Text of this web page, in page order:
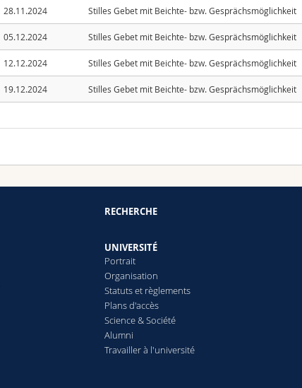
28.11.2024 Stilles Gebet mit Beichte- bzw. Gesprächsmöglichkeit
05.12.2024 Stilles Gebet mit Beichte- bzw. Gesprächsmöglichkeit
12.12.2024 Stilles Gebet mit Beichte- bzw. Gesprächsmöglichkeit
19.12.2024 Stilles Gebet mit Beichte- bzw. Gesprächsmöglichkeit
RECHERCHE
UNIVERSITÉ
Portrait
Organisation
Statuts et règlements
Plans d'accès
Science & Société
Alumni
Travailler à l'université